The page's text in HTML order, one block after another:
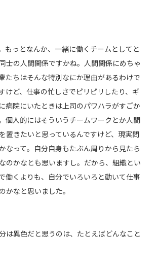
もっとなんか、一緒に働くチームとしてと
士の人間関係ですかね。人間関係にめちゃ
たちはそんな特別なにか理由があるわけで
けど、仕事の忙しさでピリピリしたり、ギ
病院にいたときは上司のパワハラがすごか
個人的にはそういうチームワークとか人間
置きたいと思っているんですけど、現実問
なって。自分自身もたぶん周りから見たら
のかなとも思いますし。だから、組織とい
働くよりも、自分でいろいろと動いて仕事
かなと思いました。
は異色だと思うのは、たとえばどんなこと